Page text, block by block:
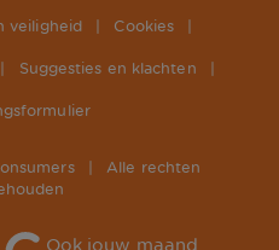
veiligheid Cookies
Suggesties en klachten
Alle rechten
Ook jouw maand